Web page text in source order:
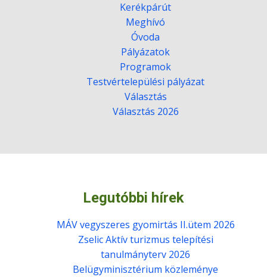
Kerékpárút
Meghívó
Óvoda
Pályázatok
Programok
Testvértelepülési pályázat
Választás
Választás 2026
Legutóbbi hírek
MÁV vegyszeres gyomirtás II.ütem 2026
Zselic Aktív turizmus telepítési
tanulmányterv 2026
Belügyminisztérium közleménye